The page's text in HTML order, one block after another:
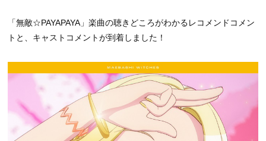
「無敵☆PAYAPAYA」楽曲の聴きどころがわかるレコメンドコメン
トと、キャストコメントが到着しました！